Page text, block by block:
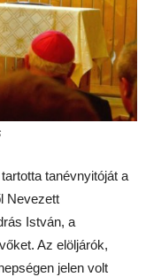
tanévnyitóját a
Nevezett
István, a
Az elöljárók,
jelen volt